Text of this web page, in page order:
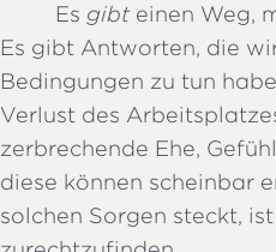
Es gibteinen Weg,
Es gibt Antworten, die
Bedingungen zu tun
Verlust des
zerbrechende Ehe,
diese können scheinbar
solchen Sorgen steckt,